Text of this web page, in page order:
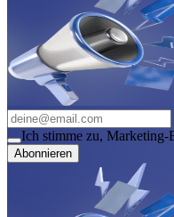
Ich stimme zu, Marketing-
Abonnieren